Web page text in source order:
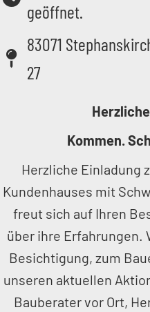
geöffnet.
83071
27
Kommen.
Herzliche Einladung
Kundenhauses mit
freut sich auf Ihren
über ihre Erfahrungen.
Besichtigung, zum
unseren aktuellen
Bauberater vor Ort,